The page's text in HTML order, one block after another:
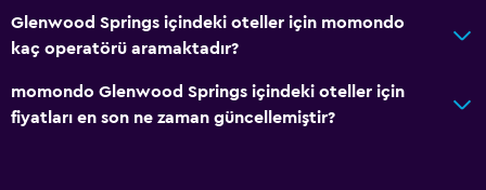
Glenwood Springs içindeki oteller için momondo
kaç operatörü aramaktadır?
momondo Glenwood Springs içindeki oteller için
fiyatları en son ne zaman güncellemiştir?